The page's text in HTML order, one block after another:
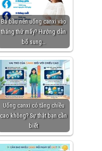
Bà bầu nên uống canxi vào
tháng thứ mấy? Hướng dẫn
bổ sung…
Uống canxi có tăng chiều
cao không? Sự thật bạn cần
biết